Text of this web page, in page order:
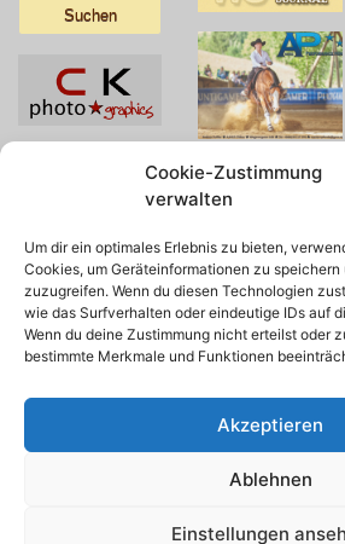
Cookie-Zustimmung
verwalten
Um dir ein optimales Erlebnis zu bieten,
Cookies, um Geräteinformationen zu
zuzugreifen. Wenn du diesen Technologien
wie das Surfverhalten oder eindeutige IDs auf
Wenn du deine Zustimmung nicht erteilst oder
bestimmte Merkmale und Funktionen
Akzeptieren
Ablehnen
Einstellungen
nach: